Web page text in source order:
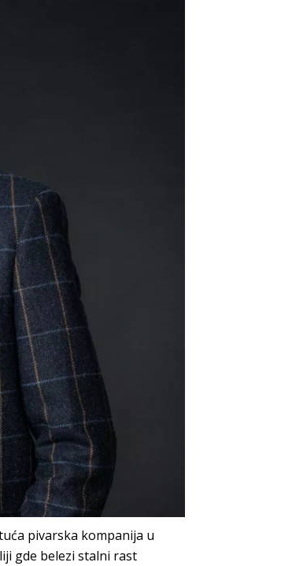
pivarska kompanija u
gde belezi stalni rast